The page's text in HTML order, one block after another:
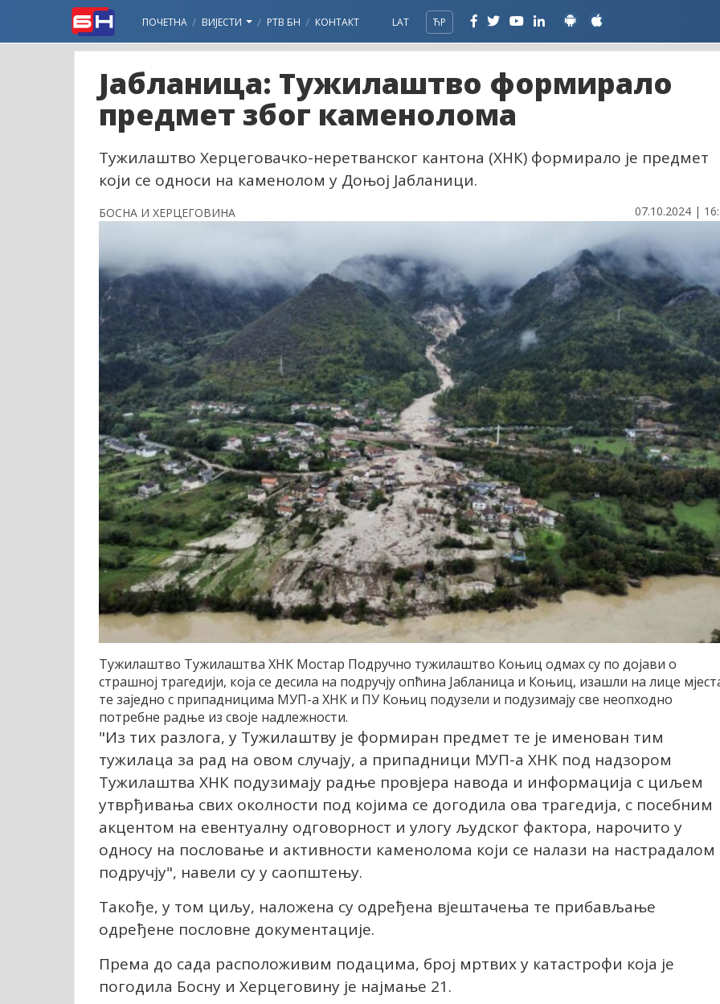
ПОЧЕТНА ВИЈЕСТИ РТВ БН КОНТАКТ LAT ЋР
Јабланица: Тужилаштво формирало
предмет због каменолома
Тужилаштво Херцеговачко-неретванског кантона (ХНК) формирало је предмет
који се односи на каменолом у Доњој Јабланици.
БОСНА И ХЕРЦЕГОВИНА 07.10.2024 |
Тужилаштво Тужилаштва ХНК Мостар Подручно тужилаштво Коњиц одмах су по дојави о
страшној трагедији, која се десила на подручју опћина Јабланица и Коњиц, изашли на лице
те заједно с припадницима МУП-а ХНК и ПУ Коњиц подузели и подузимају све неопходно
потребне радње из своје надлежности.
"Из тих разлога, у Тужилаштву је формиран предмет те је именован тим
тужилаца за рад на овом случају, а припадници МУП-а ХНК под надзором
Тужилаштва ХНК подузимају радње провјера навода и информација с циљем
утврђивања свих околности под којима се догодила ова трагедија, с посебним
акцентом на евентуалну одговорност и улогу људског фактора, нарочито у
односу на пословање и активности каменолома који се налази на настрадалом
подручју", навели су у саопштењу.
Такође, у том циљу, наложена су одређена вјештачења те прибављање
одређене пословне документације.
Према до сада расположивим подацима, број мртвих у катастрофи која је
погодила Босну и Херцеговину је најмање 21.